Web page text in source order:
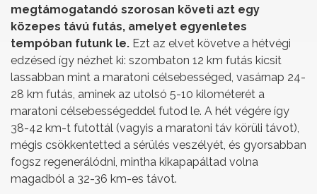
megtámogatandó szorosan követi azt egy
közepes távú futás, amelyet egyenletes
tempóban futunk le. Ezt az elvet követve a hétvégi
edzésed így nézhet ki: szombaton 12 km futás kicsit
lassabban mint a maratoni célsebességed, vasárnap 24-
28 km futás, aminek az utolsó 5-10 kilométerét a
maratoni célsebességeddel futod le. A hét végére így
38-42 km-t futottál (vagyis a maratoni táv körüli távot),
mégis csökkentetted a sérülés veszélyét, és gyorsabban
fogsz regenerálódni, mintha kikapapáltad volna
magadból a 32-36 km-es távot.